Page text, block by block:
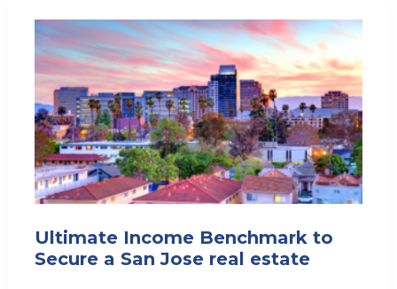
Ultimate Income Benchmark to
Secure a San Jose real estate